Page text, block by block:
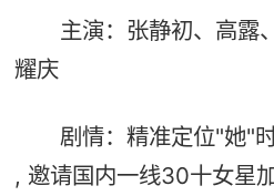
主演：张静初、高露
耀庆
剧情：精准定位"她"
, 邀请国内一线30十女星